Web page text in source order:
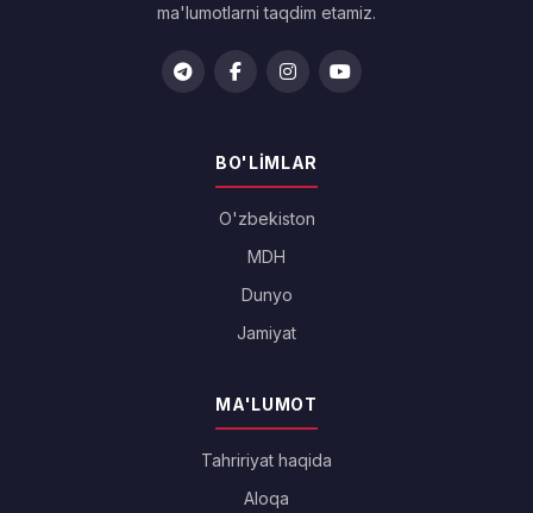
ma'lumotlarni taqdim etamiz.
BO'LIMLAR
O'zbekiston
MDH
Dunyo
Jamiyat
MA'LUMOT
Tahririyat haqida
Aloqa